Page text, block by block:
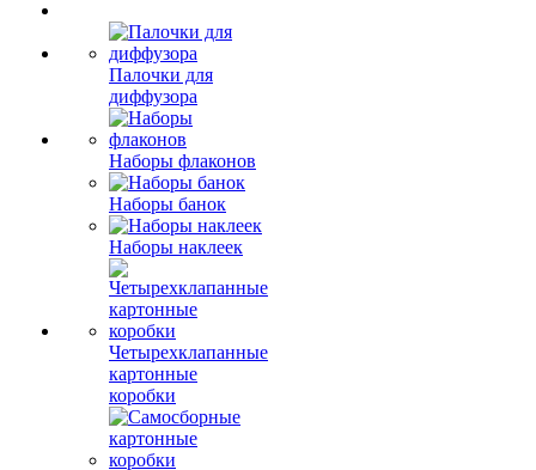
Палочки для
диффузора
Наборы флаконов
Наборы банок
Наборы наклеек
Четырехклапанные
картонные
коробки